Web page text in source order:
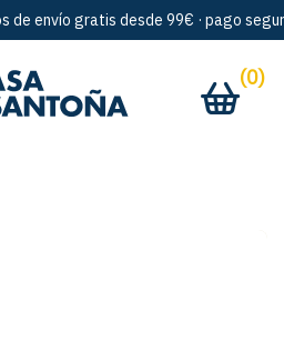
de envío gratis desde 99€ · pago
(0)